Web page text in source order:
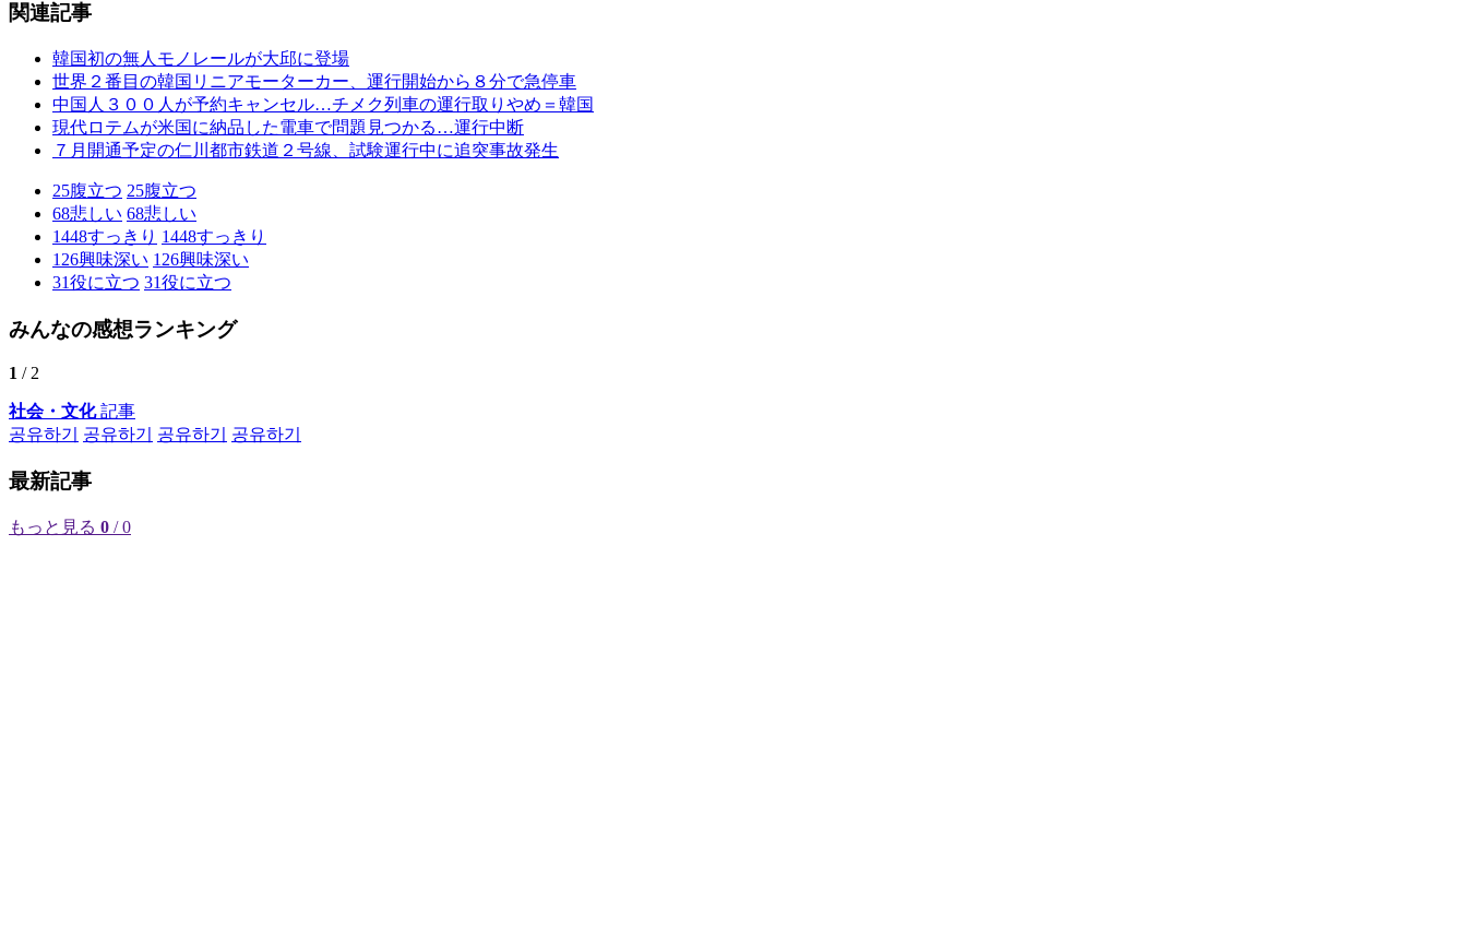
関連記事
韓国初の無人モノレールが大邱に登場
世界２番目の韓国リニアモーターカー、運行開始から８分で急停車
中国人３００人が予約キャンセル…チメク列車の運行取りやめ＝韓国
現代ロテムが米国に納品した電車で問題見つかる…運行中断
７月開通予定の仁川都市鉄道２号線、試験運行中に追突事故発生
25腹立つ 25腹立つ
68悲しい 68悲しい
1448すっきり 1448すっきり
126興味深い 126興味深い
31役に立つ 31役に立つ
みんなの感想ランキング
1 / 2
社会・文化記事
공유하기
공유하기 공유하기 공유하기
最新記事
もっと見る 0 / 0